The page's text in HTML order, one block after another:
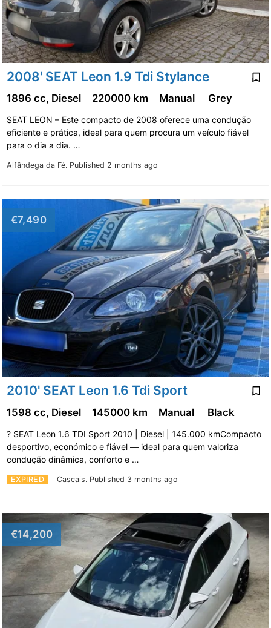
2008' SEAT Leon 1.9 Tdi Stylance
Alfândega da Fé. Published 2 months ago
1896 cc, Diesel 220000 km Manual Grey
SEAT LEON – Este compacto de 2008 oferece uma condução
eficiente e prática, ideal para quem procura um veículo fiável
para o dia a dia. …
€7,490
2010' SEAT Leon 1.6 Tdi Sport
EXPIRED Cascais. Published 3 months ago
1598 cc, Diesel 145000 km Manual Black
? SEAT Leon 1.6 TDI Sport 2010 | Diesel | 145.000 kmCompacto
desportivo, económico e fiável — ideal para quem valoriza
condução dinâmica, conforto e …
€14,200